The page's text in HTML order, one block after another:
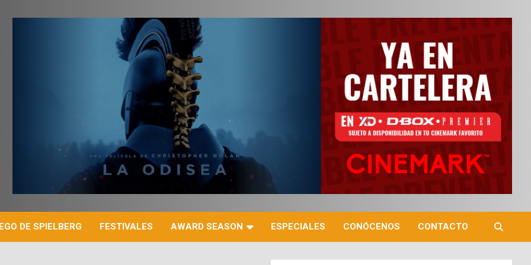
DE SPIELBERG FESTIVALES AWARD SEASON ESPECIALES CONÓCENOS CONTACTO